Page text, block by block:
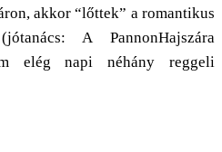
akkor “lőttek” a romantikus
A PannonHajszára
elég napi néhány reggeli